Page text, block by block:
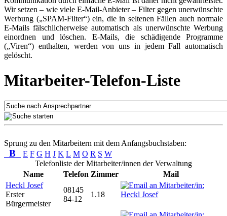
Wir setzen – wie viele E-Mail-Anbieter – Filter gegen unerwünschte
Werbung („SPAM-Filter“) ein, die in seltenen Fällen auch normale
E-Mails fälschlicherweise automatisch als unerwünschte Werbung
einordnen und löschen. E-Mails, die schädigende Programme
(„Viren“) enthalten, werden von uns in jedem Fall automatisch
gelöscht.
Mitarbeiter-Telefon-Liste
Sprung zu den Mitarbeitern mit dem Anfangsbuchstaben:
B E F G H J K L M O R S W
Telefonliste der Mitarbeiter/innen der Verwaltung
Name
Telefon Zimmer
Mail
Heckl Josef
Erster
Bürgermeister
08145
84-12
1.18